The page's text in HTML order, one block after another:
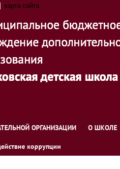
карта сайта
ОРГАНИЗАЦИИ О ШКОЛЕ
коррупции